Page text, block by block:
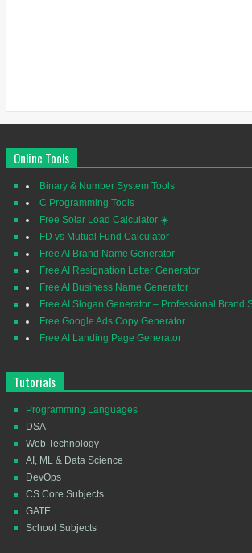
Online Tools
Binary & Number System Tools
C Programming Tools
Free Solar Load Calculator ☀️
FD vs Mutual Fund Calculator
Free AI Brand Name Generator
Free AI Resignation Letter Generator
Free AI Business Name Generator
Free AI Slogan Generator – Professional Brand
Free Google Ads Copy Generator
Free AI Landing Page Generator
Tutorials
Programming Languages
DSA
Web Technology
AI, ML & Data Science
DevOps
CS Core Subjects
GATE
School Subjects